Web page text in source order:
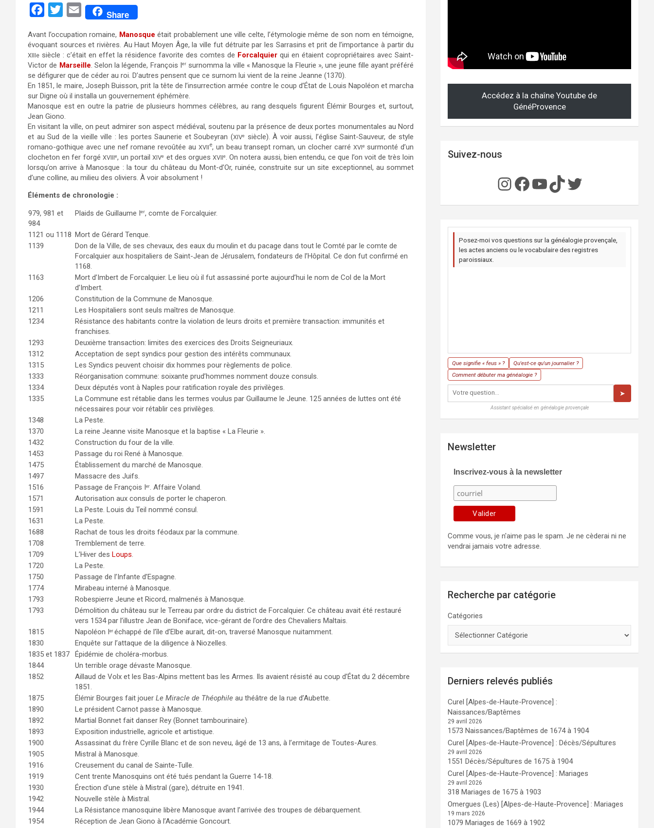
c
e
b
o
o
k
i
t
t
e
r
E
a
i
l
Share
Avant l’occupation romaine, Manosque était probablement une ville celte, l’étymologie même de son nom en témoigne,
évoquant sources et rivières. Au Haut Moyen Âge, la ville fut détruite par les Sarrasins et prit de l’importance à partir du
XIIIe siècle : c’était en effet la résidence favorite des comtes de Forcalquier qui en étaient copropriétaires avec Saint-
Victor de Marseille. Selon la légende, François Iersurnomma la ville « Manosque la Fleurie », une jeune fille ayant préféré
se défigurer que de céder au roi. D’autres pensent que ce surnom lui vient de la reine Jeanne (1370).
En 1851, le maire, Joseph Buisson, prit la tête de l’insurrection armée contre le coup d’État de Louis Napoléon et marcha
sur Digne où il installa un gouvernement éphémère.
Manosque est en outre la patrie de plusieurs hommes célèbres, au rang desquels figurent Élémir Bourges et, surtout,
Jean Giono.
En visitant la ville, on peut admirer son aspect médiéval, soutenu par la présence de deux portes monumentales au Nord
et au Sud de la vieille ville : les portes Saunerie et Soubeyran (XIVe siècle). À voir aussi, l’église Saint-Sauveur, de style
romano-gothique avec une nef romane revoûtée au XVIIe, un beau transept roman, un clocher carré XVIe surmonté d’un
clocheton en fer forgé XVIIIe, un portailXIVe et des orguesXVIIe. On notera aussi, bien entendu, ce que l’on voit de très loin
lorsqu’on arrive à Manosque : la tour du château du Mont-d’Or, ruinée, construite sur un site exceptionnel, au sommet
d’une colline, au milieu des oliviers. À voir absolument !
Éléments de chronologie :
979, 981 et
984
Plaids de Guillaume Ier, comte de Forcalquier.
1121 ou 1118 Mort de Gérard Tenque.
1139
Don de la Ville, de ses chevaux, des eaux du moulin et du pacage dans tout le Comté par le comte de
Forcalquier aux hospitaliers de Saint-Jean de Jérusalem, fondateurs de l’Hôpital. Ce don fut confirmé en
1168.
1163
Mort d’Imbert de Forcalquier. Le lieu où il fut assassiné porte aujourd’hui le nom de Col de la Mort
d’Imbert.
1206
Constitution de la Commune de Manosque.
1211
Les Hospitaliers sont seuls maîtres de Manosque.
1234
Résistance des habitants contre la violation de leurs droits et première transaction: immunités et
franchises.
1293
Deuxième transaction: limites des exercices des Droits Seigneuriaux.
1312
Acceptation de sept syndics pour gestion des intérêts communaux.
1315
Les Syndics peuvent choisir dix hommes pour règlements de police.
1333
Réorganisation commune: soixante prud’hommes nomment douze consuls.
1334
Deux députés vont à Naples pour ratification royale des privilèges.
1335
La Commune est rétablie dans les termes voulus par Guillaume le Jeune. 125 années de luttes ont été
nécessaires pour voir rétablir ces privilèges.
1348
La Peste.
1370
La reine Jeanne visite Manosque et la baptise « La Fleurie ».
1432
Construction du four de la ville.
1453
Passage du roi René à Manosque.
1475
Établissement du marché de Manosque.
1497
Massacre des Juifs.
1516
Passage de François Ier. Affaire Voland.
1571
Autorisation aux consuls de porter le chaperon.
1591
La Peste. Louis du Teil nommé consul.
1631
La Peste.
1688
Rachat de tous les droits féodaux par la commune.
1708
Tremblement de terre.
1709
L’Hiver des Loups.
1720
La Peste.
1750
Passage de l’Infante d’Espagne.
1774
Mirabeau interné à Manosque.
1793
Robespierre Jeune et Ricord, malmenés à Manosque.
1793
Démolition du château sur le Terreau par ordre du district de Forcalquier. Ce château avait été restauré
vers 1534 par l’illustre Jean de Boniface, vice-gérant de l’ordre des Chevaliers Maltais.
1815
Napoléon Ier échappé de l’île d’Elbe aurait, dit-on, traversé Manosque nuitamment.
1830
Enquête sur l’attaque de la diligence à Niozelles.
1835 et 1837
Épidémie de choléra-morbus.
1844
Un terrible orage dévaste Manosque.
1852
Aillaud de Volx et les Bas-Alpins mettent bas les Armes. Ils avaient résisté au coup d’État du 2 décembre
1851.
1875
Élémir Bourges fait jouer Le Miracle de Théophile au théâtre de la rue d’Aubette.
1890
Le président Carnot passe à Manosque.
1892
Martial Bonnet fait danser Rey (Bonnet tambourinaire).
1893
Exposition industrielle, agricole et artistique.
1900
Assassinat du frère Cyrille Blanc et de son neveu, âgé de 13 ans, à l’ermitage de Toutes-Aures.
1905
Mistral à Manosque.
1916
Creusement du canal de Sainte-Tulle.
1919
Cent trente Manosquins ont été tués pendant la Guerre 14-18.
1930
Érection d’une stèle à Mistral (gare), détruite en 1941.
1942
Nouvelle stèle à Mistral.
1944
La Résistance manosquine libère Manosque avant l’arrivée des troupes de débarquement.
1954
Réception de Jean Giono à l’Académie Goncourt.
Accédez à la chaîne Youtube de
GénéProvence
Suivez-nous
Instagram
Facebook
YouTube
TikTok
Twitter
Posez-moi vos questions sur la généalogie provençale,
les actes anciens ou le vocabulaire des registres
paroissiaux.
Que signifie « feus » ?
Qu'est-ce qu'un journalier ?
Comment débuter ma généalogie ?
➤
Assistant spécialisé en généalogie provençale
Newsletter
Inscrivez-vous à la newsletter
Comme vous, je n'aime pas le spam. Je ne cèderai ni ne
vendrai jamais votre adresse.
Recherche par catégorie
Catégories
Derniers relevés publiés
Curel [Alpes-de-Haute-Provence] :
Naissances/Baptêmes
29 avril 2026
1573 Naissances/Baptêmes de 1674 à 1904
Curel [Alpes-de-Haute-Provence] : Décès/Sépultures
29 avril 2026
1551 Décès/Sépultures de 1675 à 1904
Curel [Alpes-de-Haute-Provence] : Mariages
29 avril 2026
318 Mariages de 1675 à 1903
Omergues (Les) [Alpes-de-Haute-Provence] : Mariages
19 mars 2026
1079 Mariages de 1669 à 1902